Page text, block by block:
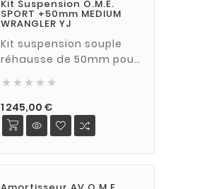
Kit Suspension O.M.E.
SPORT +50mm MEDIUM
WRANGLER YJ
Kit suspension souple
réhausse de 50mm pour
1996. les lames AR
charges légères apporte
un confort inconnu chez
les autres fabricants.
    
1 245,00 €Prix